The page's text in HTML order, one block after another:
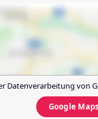
Datenverarbeitung von
Google Maps